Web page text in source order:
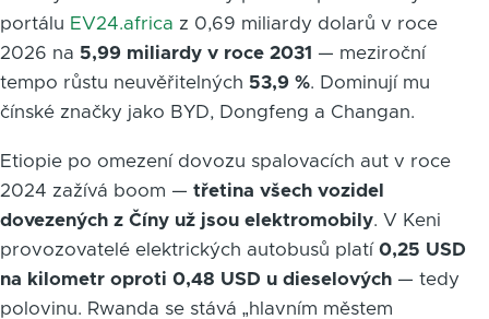
portálu EV24.africa z 0,69 miliardy dolarů v roce
2026 na 5,99 miliardy v roce 2031 — meziroční
tempo růstu neuvěřitelných 53,9 %. Dominují mu
čínské značky jako BYD, Dongfeng a Changan.
Etiopie po omezení dovozu spalovacích aut v roce
2024 zažívá boom — třetina všech vozidel
dovezených z Číny už jsou elektromobily. V Keni
provozovatelé elektrických autobusů platí 0,25 USD
na kilometr oproti 0,48 USD u dieselových — tedy
polovinu. Rwanda se stává „hlavním městem